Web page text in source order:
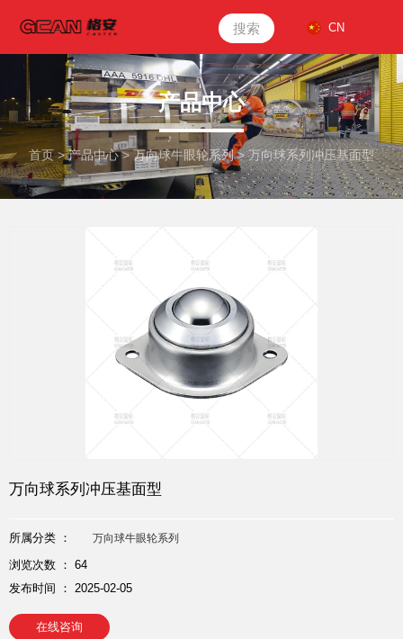
搜索 CN
产品中心
首页>产品中心 >万向球牛眼轮系列 >万向球系列冲压基面型
万向球系列冲压基面型
所属分类 ： 万向球牛眼轮系列
浏览次数 ： 64
发布时间 ： 2025-02-05
在线咨询